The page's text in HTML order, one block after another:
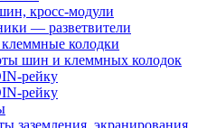
кросс-модули
— разветвители
колодки
шин и клеммных колодок
рейку
рейку
заземления, экранирования